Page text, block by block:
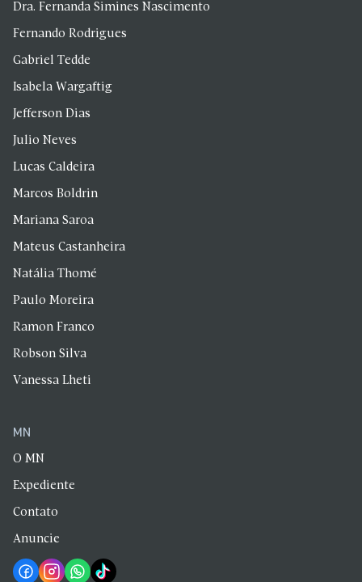
Dra. Fernanda Simines Nascimento
Fernando Rodrigues
Gabriel Tedde
Isabela Wargaftig
Jefferson Dias
Julio Neves
Lucas Caldeira
Marcos Boldrin
Mariana Saroa
Mateus Castanheira
Natália Thomé
Paulo Moreira
Ramon Franco
Robson Silva
Vanessa Lheti
MN
O MN
Expediente
Contato
Anuncie